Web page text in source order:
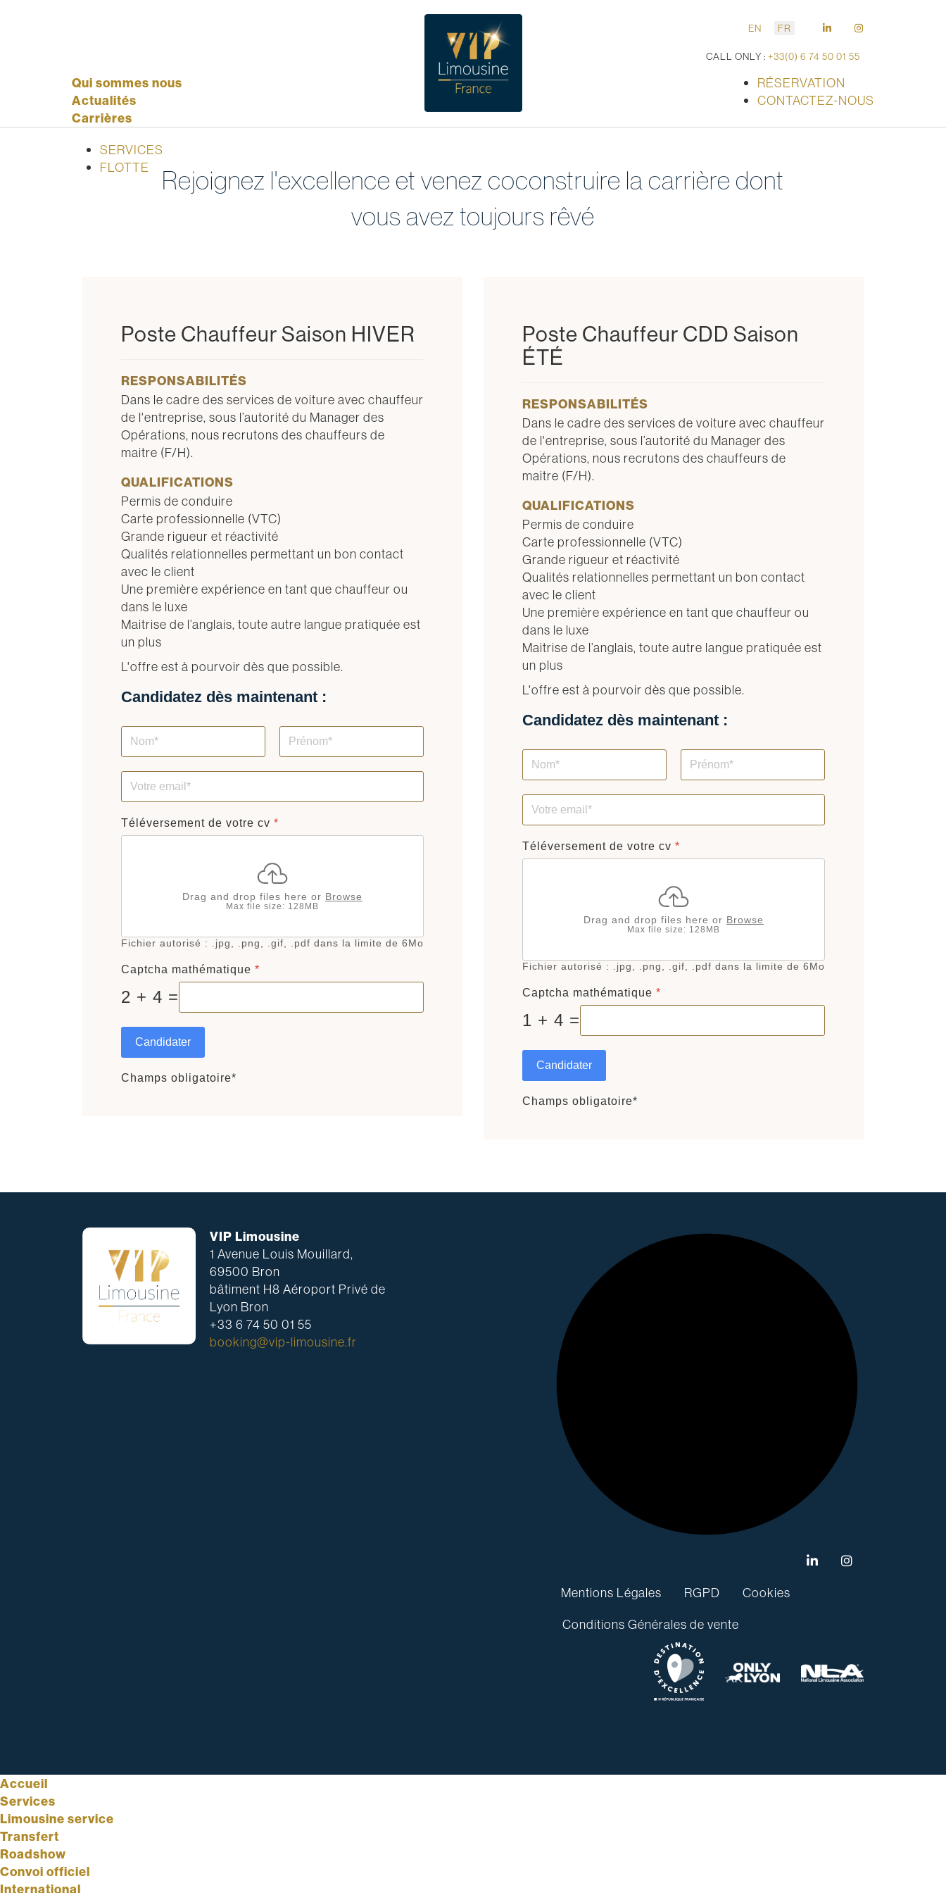
Qui sommes nous
Actualités
Carrières
SERVICES
FLOTTE
EN FR
CALL ONLY : +33(0) 6 74 50 01 55
RÉSERVATION
CONTACTEZ-NOUS
Rejoignez l'excellence et venez coconstruire la carrière dont
vous avez toujours rêvé
Poste Chauffeur Saison HIVER
RESPONSABILITÉS
Dans le cadre des services de voiture avec chauffeur
de l'entreprise, sous l’autorité du Manager des
Opérations, nous recrutons des chauffeurs de
maitre (F/H).
QUALIFICATIONS
Permis de conduire
Carte professionnelle (VTC)
Grande rigueur et réactivité
Qualités relationnelles permettant un bon contact
avec le client
Une première expérience en tant que chauffeur ou
dans le luxe
Maitrise de l’anglais, toute autre langue pratiquée est
un plus
L'offre est à pourvoir dès que possible.
Candidatez dès maintenant :
Téléversement de votre cv *
Drag and drop files here or Browse
Max file size: 128MB
Fichier autorisé : .jpg, .png, .gif, .pdf dans la limite de 6Mo
Captcha mathématique *
2 + 4 =
Candidater
Champs obligatoire*
Poste Chauffeur CDD Saison
ÉTÉ
RESPONSABILITÉS
Dans le cadre des services de voiture avec chauffeur
de l'entreprise, sous l’autorité du Manager des
Opérations, nous recrutons des chauffeurs de
maitre (F/H).
QUALIFICATIONS
Permis de conduire
Carte professionnelle (VTC)
Grande rigueur et réactivité
Qualités relationnelles permettant un bon contact
avec le client
Une première expérience en tant que chauffeur ou
dans le luxe
Maitrise de l’anglais, toute autre langue pratiquée est
un plus
L'offre est à pourvoir dès que possible.
Candidatez dès maintenant :
Téléversement de votre cv *
Drag and drop files here or Browse
Max file size: 128MB
Fichier autorisé : .jpg, .png, .gif, .pdf dans la limite de 6Mo
Captcha mathématique *
1 + 4 =
Candidater
Champs obligatoire*
VIP Limousine
1 Avenue Louis Mouillard,
69500 Bron
bâtiment H8 Aéroport Privé de
Lyon Bron
+33 6 74 50 01 55
booking@vip-limousine.fr
Mentions Légales RGPD
Cookies
Conditions Générales de vente
Accueil
Services
Limousine service
Transfert
Roadshow
Convoi officiel
International